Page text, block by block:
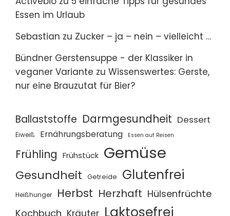
Essen im Urlaub
Sebastian zu Zucker – ja – nein – vielleicht …
Bündner Gerstensuppe - der Klassiker in
veganer Variante zu Wissenswertes: Gerste,
nur eine Brauzutat für Bier?
Ballaststoffe Darmgesundheit Dessert
Eiweiß Ernährungsberatung Essen auf Reisen
Frühling Frühstück Gemüse
Gesundheit Getreide Glutenfrei
Heißhunger Herbst Herzhaft Hülsenfrüchte
Kochbuch Kräuter Laktosefrei